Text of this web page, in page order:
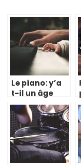
Le piano: y’a
t-il un âge
idéal pour
apprendre?